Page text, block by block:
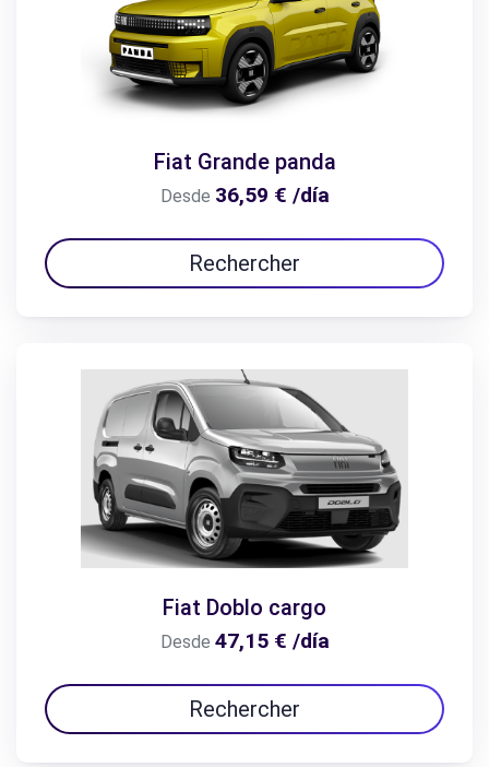
Fiat Grande panda
Desde 36,59 € /día
Rechercher
Fiat Doblo cargo
Desde 47,15 € /día
Rechercher